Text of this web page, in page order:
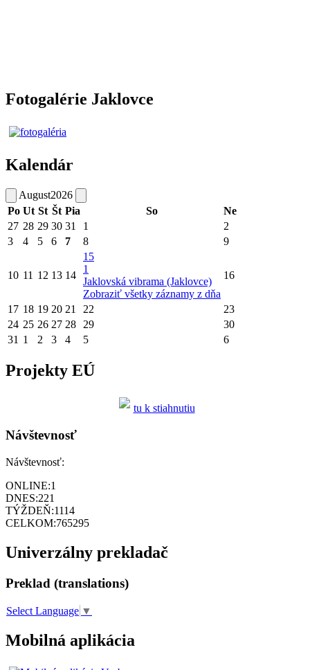
Fotogalérie Jaklovce
Kalendár
August2026
Po Ut St Št Pia So
Ne
27 28 29 30 31 1
2
3
4 5 6 7 8 9
10 11 12 13 14
15
1
Jaklovská vibrama (Jaklovce)
Zobraziť všetky záznamy z dňa
16
17 18 19 20 21 22
23
24 25 26 27 28 29
30
31 1 2 3 4 5 6
Projekty EÚ
tu k stiahnutiu
Návštevnosť
Návštevnosť:
ONLINE:1
DNES:221
TÝŽDEŇ:1114
CELKOM:765295
Univerzálny prekladač
Preklad (translations)
Select Language ▼
Mobilná aplikácia